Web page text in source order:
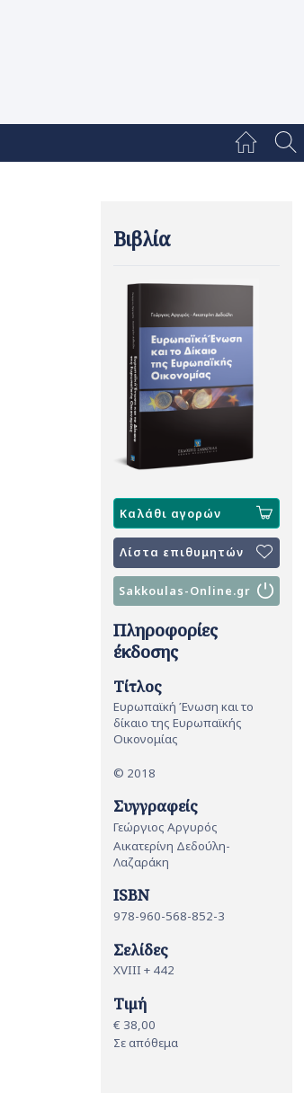
Βιβλία
Καλάθι αγορών
Λίστα επιθυμητών
Sakkoulas-Online.gr
Πληροφορίες
έκδοσης
Τίτλος
Ευρωπαϊκή Ένωση και το
δίκαιο της Ευρωπαϊκής
Οικονομίας
© 2018
Συγγραφείς
Γεώργιος Αργυρός
Αικατερίνη Δεδούλη-
Λαζαράκη
ISBN
978-960-568-852-3
Σελίδες
XVIII + 442
Τιμή
€ 38,00
Σε απόθεμα